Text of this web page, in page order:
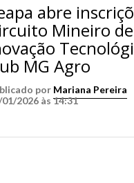
abre
Mineiro de
MG Agro
por Mariana Pereira
2026 às 14:31